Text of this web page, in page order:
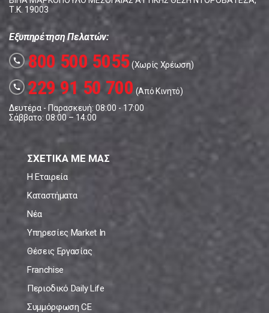
Τ.Κ. 19003
Εξυπηρέτηση Πελατών:
call 800 500 5055(Χωρίς Χρέωση)
call 229 91 50 700 (Από Κινητό)
Δευτέρα - Παρασκευή: 08:00 - 17:00
Σάββατο: 08:00 – 14:00
ΣΧΕΤΙΚΑ ΜΕ ΜΑΣ
Η Εταιρεία
Καταστήματα
Νέα
Υπηρεσίες Market In
Θέσεις Εργασίας
Franchise
Περιοδικό Daily Life
Συμμόρφωση CE